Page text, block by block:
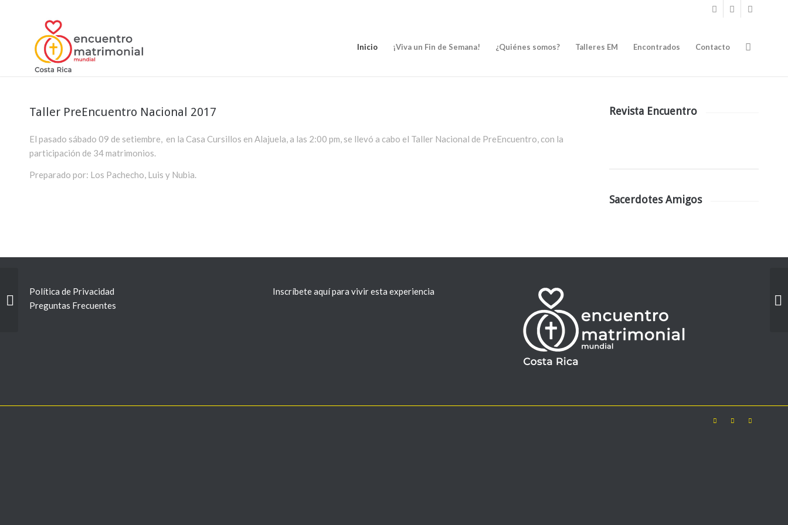
Inicio ¡Viva un Fin de Semana! ¿Quiénes somos? Talleres EM Encontrados Contacto
Taller PreEncuentro Nacional 2017
El pasado sábado 09 de setiembre, en la Casa Cursillos en Alajuela, a las 2:00 pm, se llevó a cabo el Taller Nacional de PreEncuentro, con la
participación de 34 matrimonios.
Preparado por: Los Pachecho, Luis y Nubia.
Revista Encuentro
Sacerdotes Amigos
Política de Privacidad
Preguntas Frecuentes
Inscríbete aquí para vivir esta experiencia